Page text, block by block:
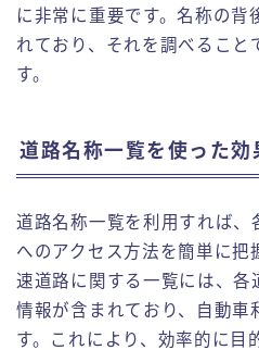
に非常に重要です。名称の背
れており、それを調べること
す。
道路名称一覧を使った効
道路名称一覧を利用すれば、
へのアクセス方法を簡単に把
速道路に関する一覧には、各
情報が含まれており、自動車
す。これにより、効率的に目